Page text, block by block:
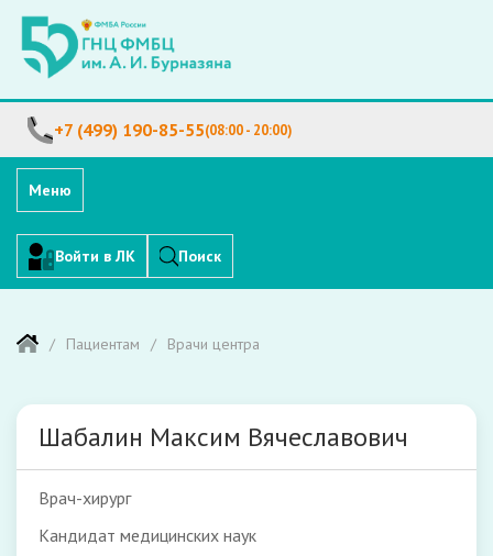
+7 (499) 190-85-55(08:00 - 20:00)
Меню
Войти в ЛК Поиск
Пациентам Врачи центра
Шабалин Максим Вячеславович
Врач-хирург
Кандидат медицинских наук